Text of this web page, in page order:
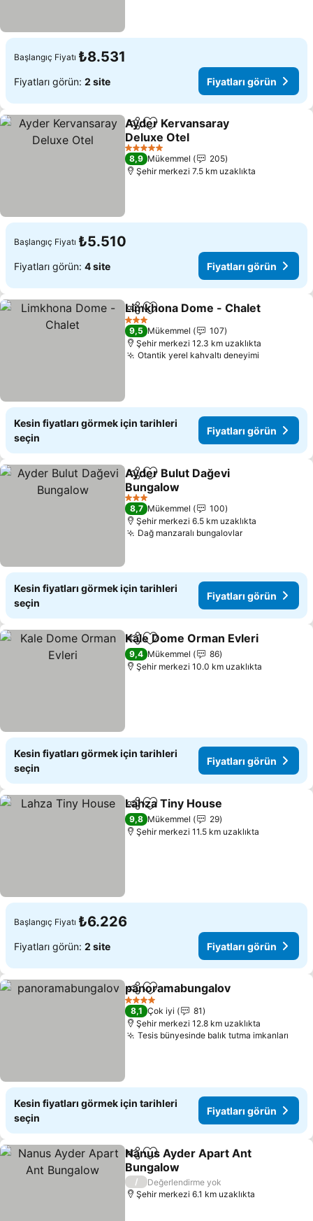
Başlangıç Fiyatı ₺8.531
Fiyatları görün: 2 site Fiyatları görün
PaylaşFavorilerime ekle
Ayder Kervansaray
Deluxe Otel
5 Yıldız
8,9 Mükemmel
205
Şehir merkezi 7.5 km uzaklıkta
Başlangıç Fiyatı ₺5.510
Fiyatları görün: 4 site Fiyatları görün
PaylaşFavorilerime ekle
Limkhona Dome - Chalet
3 Yıldız
9,5 Mükemmel
107
Şehir merkezi 12.3 km uzaklıkta
Otantik yerel kahvaltı deneyimi
Kesin fiyatları görmek için tarihleri
seçin
Fiyatları görün
PaylaşFavorilerime ekle
Ayder Bulut Dağevi
Bungalow
3 Yıldız
8,7 Mükemmel
100
Şehir merkezi 6.5 km uzaklıkta
Dağ manzaralı bungalovlar
Kesin fiyatları görmek için tarihleri
seçin
Fiyatları görün
PaylaşFavorilerime ekle
Kale Dome Orman Evleri
9,4 Mükemmel
86
Şehir merkezi 10.0 km uzaklıkta
Kesin fiyatları görmek için tarihleri
seçin
Fiyatları görün
PaylaşFavorilerime ekle
Lahza Tiny House
9,8 Mükemmel
29
Şehir merkezi 11.5 km uzaklıkta
Başlangıç Fiyatı ₺6.226
Fiyatları görün: 2 site Fiyatları görün
PaylaşFavorilerime ekle
panoramabungalov
4 Yıldız
8,1 Çok iyi
81
Şehir merkezi 12.8 km uzaklıkta
Tesis bünyesinde balık tutma imkanları
Kesin fiyatları görmek için tarihleri
seçin
Fiyatları görün
PaylaşFavorilerime ekle
Nanus Ayder Apart Ant
Bungalow
/
Değerlendirme yok
Şehir merkezi 6.1 km uzaklıkta